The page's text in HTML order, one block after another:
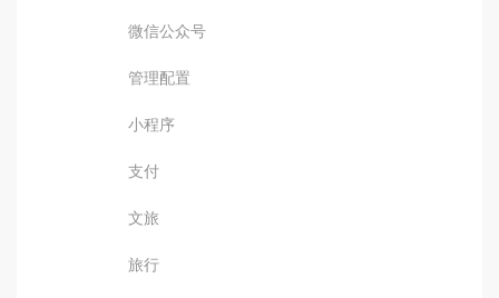
微信公众号
管理配置
小程序
支付
文旅
旅行